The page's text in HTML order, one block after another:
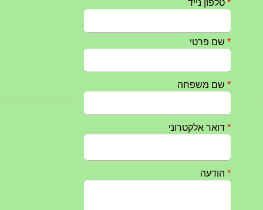
טקס ההתיחדות עם החללים לשנת 2025 – 10 יוני 2025
מופע הגבעטרון ב 10.10.2024 נדחה בשל המצב הבטחוני
חרבות ברזל – הודעה 1 – 14.10.2023